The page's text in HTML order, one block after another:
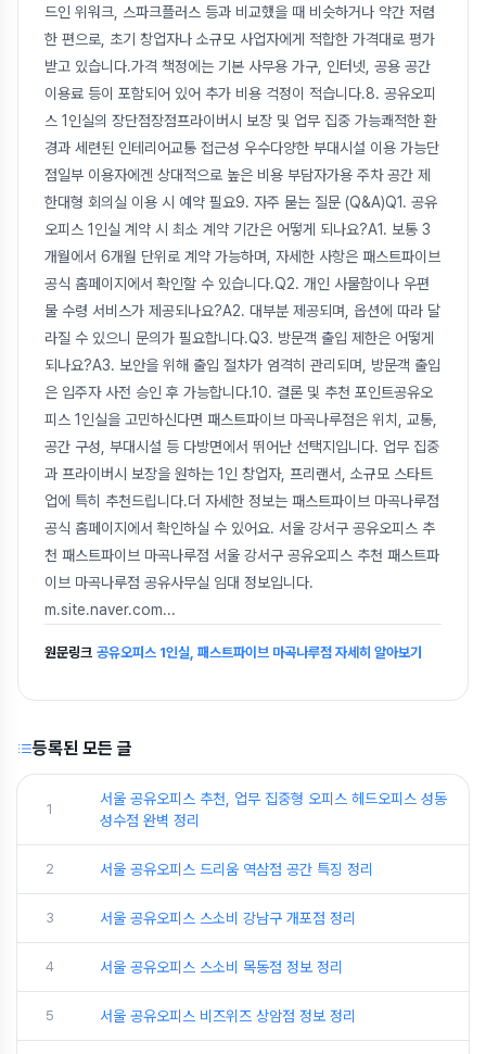
드인 위워크, 스파크플러스 등과 비교했을 때 비슷하거나 약간 저렴
한 편으로, 초기 창업자나 소규모 사업자에게 적합한 가격대로 평가
받고 있습니다.가격 책정에는 기본 사무용 가구, 인터넷, 공용 공간
이용료 등이 포함되어 있어 추가 비용 걱정이 적습니다.8. 공유오피
스 1인실의 장단점장점프라이버시 보장 및 업무 집중 가능쾌적한 환
경과 세련된 인테리어교통 접근성 우수다양한 부대시설 이용 가능단
점일부 이용자에겐 상대적으로 높은 비용 부담자가용 주차 공간 제
한대형 회의실 이용 시 예약 필요9. 자주 묻는 질문 (Q&A)Q1. 공유
오피스 1인실 계약 시 최소 계약 기간은 어떻게 되나요?A1. 보통 3
개월에서 6개월 단위로 계약 가능하며, 자세한 사항은 패스트파이브
공식 홈페이지에서 확인할 수 있습니다.Q2. 개인 사물함이나 우편
물 수령 서비스가 제공되나요?A2. 대부분 제공되며, 옵션에 따라 달
라질 수 있으니 문의가 필요합니다.Q3. 방문객 출입 제한은 어떻게
되나요?A3. 보안을 위해 출입 절차가 엄격히 관리되며, 방문객 출입
은 입주자 사전 승인 후 가능합니다.10. 결론 및 추천 포인트공유오
피스 1인실을 고민하신다면 패스트파이브 마곡나루점은 위치, 교통,
공간 구성, 부대시설 등 다방면에서 뛰어난 선택지입니다. 업무 집중
과 프라이버시 보장을 원하는 1인 창업자, 프리랜서, 소규모 스타트
업에 특히 추천드립니다.더 자세한 정보는 패스트파이브 마곡나루점
공식 홈페이지에서 확인하실 수 있어요. 서울 강서구 공유오피스 추
천 패스트파이브 마곡나루점 서울 강서구 공유오피스 추천 패스트파
이브 마곡나루점 공유사무실 임대 정보입니다.
m.site.naver.com...
원문링크 공유오피스 1인실, 패스트파이브 마곡나루점 자세히 알아보기
등록된 모든 글
1
서울 공유오피스 추천, 업무 집중형 오피스 헤드오피스 성동
성수점 완벽 정리
2 서울 공유오피스 드리움 역삼점 공간 특징 정리
3 서울 공유오피스 스소비 강남구 개포점 정리
4 서울 공유오피스 스소비 목동점 정보 정리
5 서울 공유오피스 비즈위즈 상암점 정보 정리